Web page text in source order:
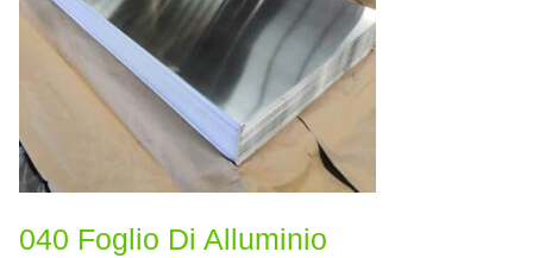
040 Foglio Di Alluminio